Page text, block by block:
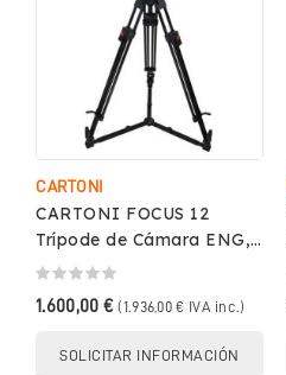
CARTONI
CARTONI FOCUS 12
Trípode de Cámara ENG,
soporta hasta 12kg – 12
1.600,00 € (1.936,00 € IVA inc.)
SOLICITAR INFORMACIÓN